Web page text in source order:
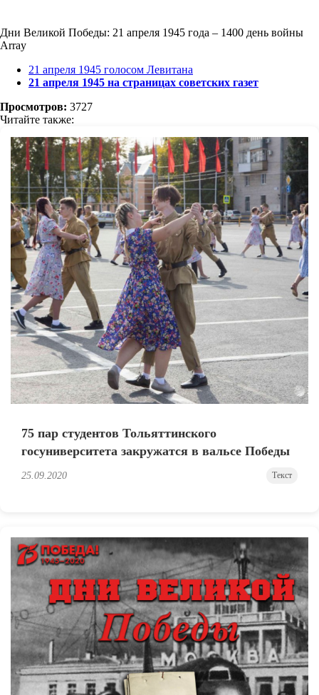
Дни Великой Победы: 21 апреля 1945 года – 1400 день войны
Array
21 апреля 1945 голосом Левитана
21 апреля 1945 на страницах советских газет
Просмотров: 3727
Читайте также:
75 пар студентов Тольяттинского
госуниверситета закружатся в вальсе Победы
25.09.2020 Текст